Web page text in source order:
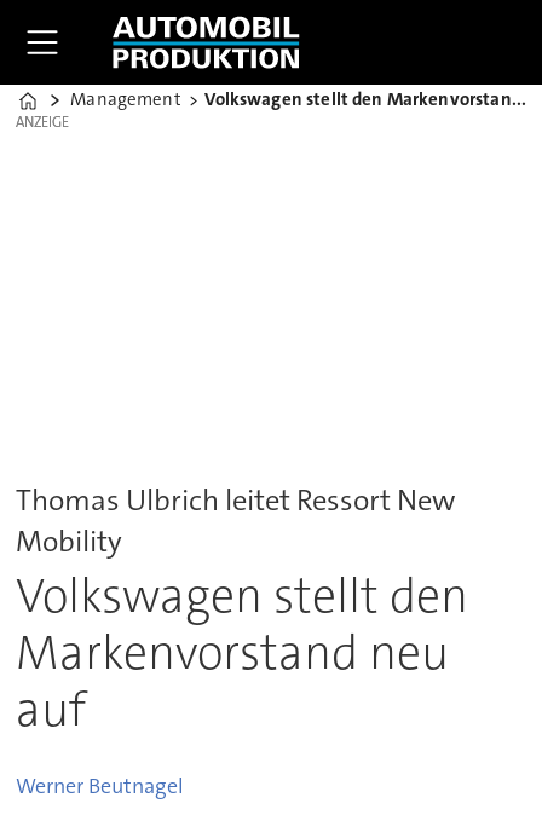
Home
Management Volkswagen stellt den Markenvorstand neu auf
ANZEIGE
ANZEIGE
Thomas Ulbrich leitet Ressort New
Mobility
Volkswagen stellt den
Markenvorstand neu
auf
Werner Beutnagel